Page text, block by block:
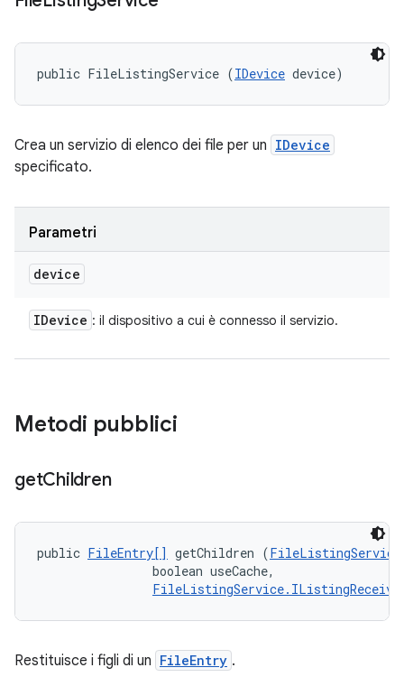
public FileListingService (IDevice device)
Crea un servizio di elenco dei file per un IDevice
specificato.
Parametri
device
IDevice : il dispositivo a cui è connesso il servizio.
Metodi pubblici
getChildren
public FileEntry[] getChildren (
                boolean useCache,
Restituisce i figli di un FileEntry .